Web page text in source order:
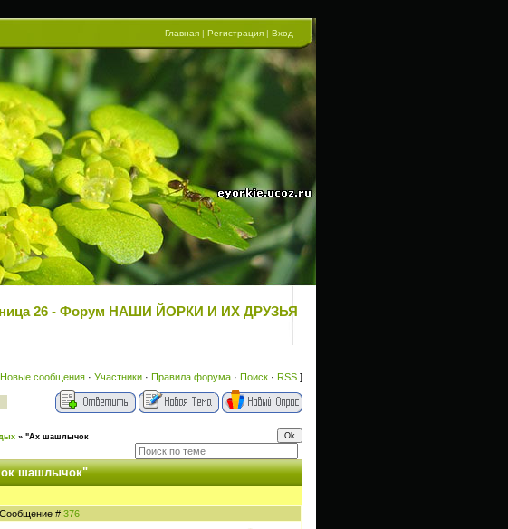
Главная | Регистрация | Вход
26 - Форум НАШИ ЙОРКИ И ИХ ДРУЗЬЯ
Новые сообщения · Участники · Правила форума · Поиск · RSS ]
» "Ах шашлычок
шашлычок"
# 376